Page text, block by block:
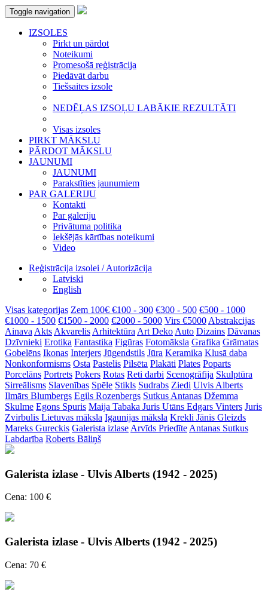
Toggle navigation
IZSOLES
Pirkt un pārdot
Noteikumi
Promesošā reģistrācija
Piedāvāt darbu
Tiešsaites izsole
NEDĒĻAS IZSOĻU LABĀKIE REZULTĀTI
Visas izsoles
PIRKT MĀKSLU
PĀRDOT MĀKSLU
JAUNUMI
JAUNUMI
Parakstīties jaunumiem
PAR GALERIJU
Kontakti
Par galeriju
Privātuma politika
Iekšējās kārtības noteikumi
Video
Reģistrācija izsolei / Autorizācija
Latviski
English
Visas kategorijas Zem 100€ €100 - 300 €300 - 500 €500 - 1000
€1000 - 1500 €1500 - 2000 €2000 - 5000 Virs €5000 Abstrakcijas
Ainava Akts Akvarelis Arhitektūra Art Deko Auto Dizains Dāvanas
Dzīvnieki Erotika Fantastika Figūras Fotomāksla Grafika Grāmatas
Gobelēns Ikonas Interjers Jūgendstils Jūra Keramika Klusā daba
Nonkonformisms Osta Pastelis Pilsēta Plakāti Plates Poparts
Porcelāns Portrets Pokers Rotas Reti darbi Scenogrāfija Skulptūra
Sirreālisms Slavenības Spēle Stikls Sudrabs Ziedi Ulvis Alberts
Ilmārs Blumbergs Egils Rozenbergs Sutkus Antanas Džemma
Skulme Egons Spuris Maija Tabaka Juris Utāns Edgars Vinters Juris
Zvirbulis Lietuvas māksla Igaunijas māksla Krekli Jānis Gleizds
Mareks Gureckis Galerista izlase Arvīds Priedīte Antanas Sutkus
Labdarība Roberts Bāliņš
Galerista izlase - Ulvis Alberts (1942 - 2025)
Cena: 100 €
Galerista izlase - Ulvis Alberts (1942 - 2025)
Cena: 70 €